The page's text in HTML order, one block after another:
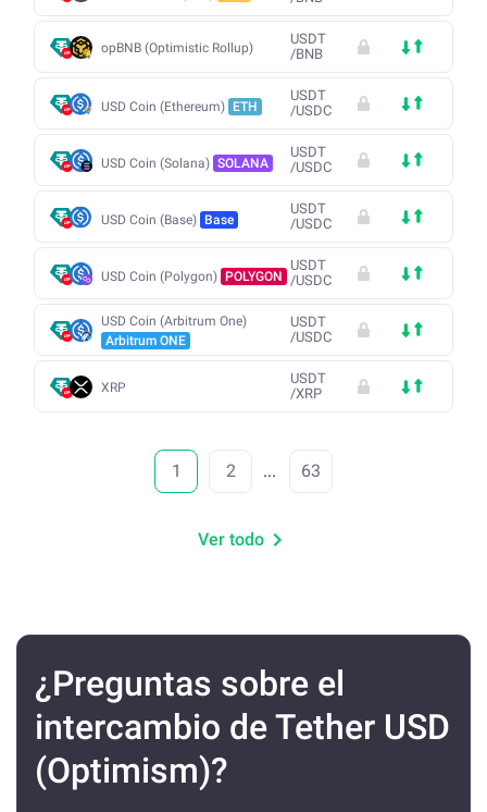
opBNB (Optimistic Rollup)
USDT
/BNB
USD Coin (Ethereum) ETH
USDT
/USDC
USD Coin (Solana) SOLANA
USDT
/USDC
USD Coin (Base) Base
USDT
/USDC
USD Coin (Polygon) POLYGON
USDT
/USDC
USD Coin (Arbitrum One)
Arbitrum ONE
USDT
/USDC
XRP
USDT
/XRP
1 2 ... 63
Ver todo
¿Preguntas sobre el
intercambio de Tether USD
(Optimism)?